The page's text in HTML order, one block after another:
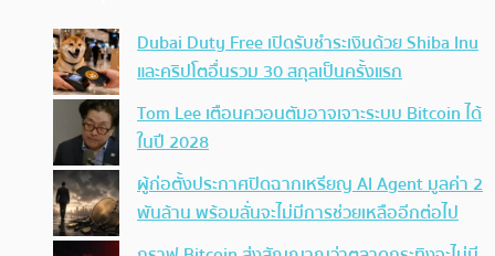
Dubai Duty Free เปิดรับชำระเงินด้วย Shiba Inu
และคริปโตอื่นรวม 30 สกุลเป็นครั้งแรก
Tom Lee เตือนควอนตัมอาจเจาะระบบ Bitcoin ได้
ในปี 2028
ผู้ก่อตั้งประกาศปิดฉากเหรียญ AI Agent มูลค่า 2
พันล้าน พร้อมลั่นจะไม่มีการช่วยเหลืออีกต่อไป